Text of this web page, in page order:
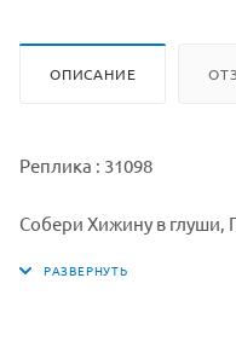
ОПИСАНИЕ
Реплика : 31098
Собери Хижину в глуши,
Остановись в Хижине в